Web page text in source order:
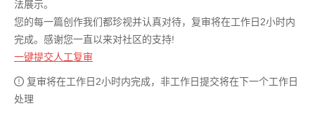
法展示。
您的每一篇创作我们都珍视并认真对待，复审将在工作日2小时内
完成。感谢您一直以来对社区的支持!
一键提交人工复审
复审将在工作日2小时内完成，非工作日提交将在下一个工作日
处理